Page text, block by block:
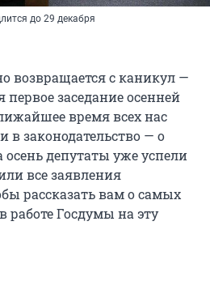
до 29 декабря
возвращается с каникул —
первое заседание осенней
время всех нас
законодательство — о
депутаты уже успели
все заявления
рассказать вам о самых
работе Госдумы на эту